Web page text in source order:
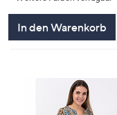
In den Warenkorb